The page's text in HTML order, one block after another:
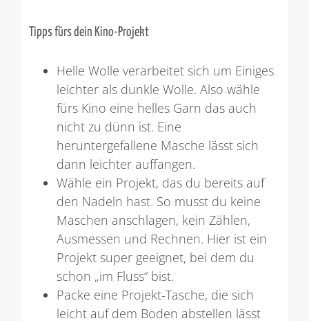
Tipps fürs dein Kino-Projekt
Helle Wolle verarbeitet sich um Einiges
leichter als dunkle Wolle. Also wähle
fürs Kino eine helles Garn das auch
nicht zu dünn ist. Eine
heruntergefallene Masche lässt sich
dann leichter auffangen.
Wähle ein Projekt, das du bereits auf
den Nadeln hast. So musst du keine
Maschen anschlagen, kein Zählen,
Ausmessen und Rechnen. Hier ist ein
Projekt super geeignet, bei dem du
schon „im Fluss“ bist.
Packe eine Projekt-Tasche, die sich
leicht auf dem Boden abstellen lässt